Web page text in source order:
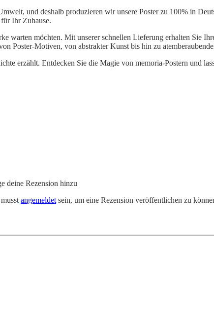
und deshalb produzieren wir unsere Poster zu 100% in
Ihr Zuhause.
warten möchten. Mit unserer schnellen Lieferung erhalten Sie
Poster-Motiven, von abstrakter Kunst bis hin zu
erzählt. Entdecken Sie die Magie von memoria-Postern und
deine Rezension hinzu
angemeldet sein, um eine Rezension veröffentlichen zu